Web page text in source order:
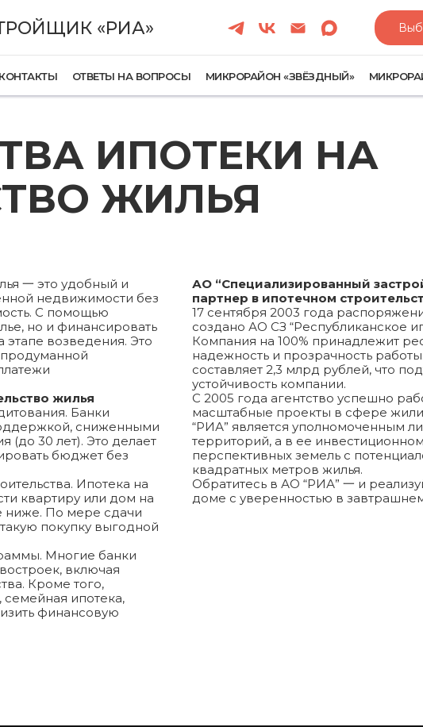
«РИА»
КОНТАКТЫ ОТВЕТЫ НА ВОПРОСЫ МИКРОРАЙОН «ЗВЁЗДНЫЙ»
ИПОТЕКИ НА
ЖИЛЬЯ
一 это удобный и
недвижимости без
С помощью
но и финансировать
этапе возведения. Это
жилья
Банки
сниженными
(до 30 лет). Это делает
бюджет без
Ипотека на
квартиру или дом на
ниже. По мере сдачи
покупку выгодной
Многие банки
включая
Кроме того,
ипотека,
финансовую
АО “Специализированный
партнер в ипотечном
17 сентября 2003 года
создано АО СЗ “Республиканское
Компания на 100% принадлежит
надежность и прозрачность
составляет 2,3 млрд рублей, что
устойчивость компании.
С 2005 года агентство успешно
масштабные проекты в сфере
“РИА” является уполномоченным
территорий, а в ее
перспективных земель с
квадратных метров жилья.
Обратитесь в АО “РИА” 一 и
доме с уверенностью в